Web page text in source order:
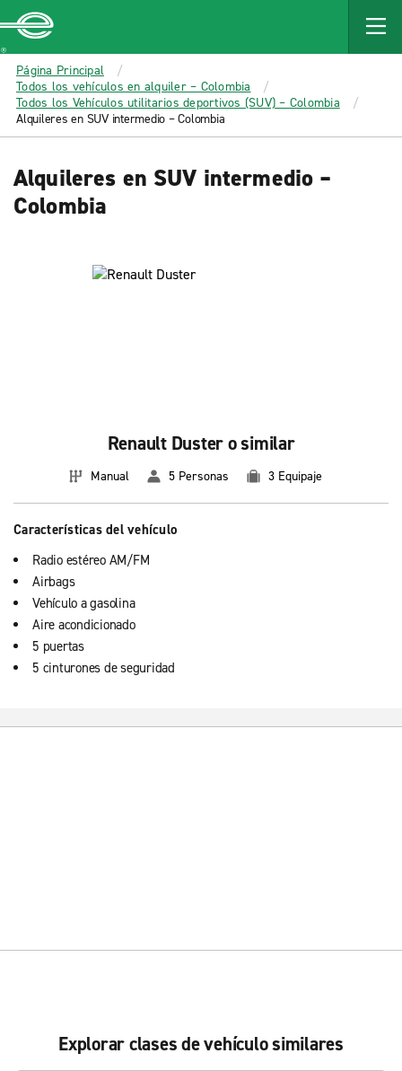
MAIN
CONTENT
Enterprise
Página Principal
Todos los vehículos en alquiler – Colombia
Todos los Vehículos utilitarios deportivos (SUV) – Colombia
Alquileres en SUV intermedio – Colombia
Alquileres en SUV intermedio –
Colombia
Renault Duster o similar
Manual 5 Personas 3 Equipaje
Características del vehículo
Radio estéreo AM/FM
Airbags
Vehículo a gasolina
Aire acondicionado
5 puertas
5 cinturones de seguridad
Explorar clases de vehículo similares